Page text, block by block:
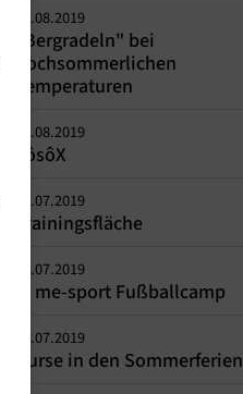
15.08.2019
"Bergradeln" bei
hochsommerlichen
Temperaturen
01.08.2019
TôsôX
30.07.2019
Trainingsfläche
23.07.2019
2. me-sport Fußballcamp
16.07.2019
Kurse in den Sommerferien